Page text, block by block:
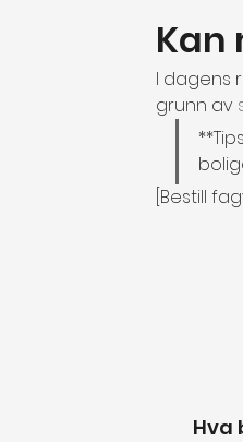
Kan
I dagens
grunn av
[Bestill
Hva